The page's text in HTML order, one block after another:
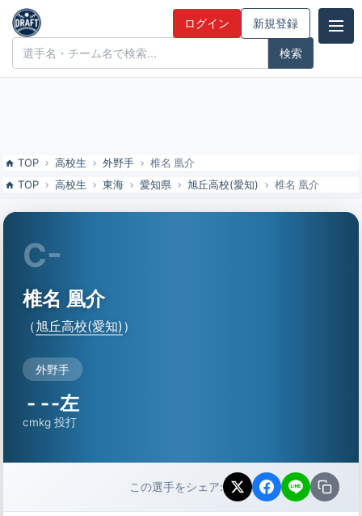
椎名 凰介（旭丘高校(愛知)）の特徴とドラフト評価 | ドラフト候補とみ
んなの評価
ドラフト候補とみんなの評価 ログイン 新規登録
TOP 高校生 外野手
椎名 凰介
TOP
高校生 東海 愛知県 旭丘高校(愛知) 椎名 凰介
C-
椎名 凰介
（旭丘高校(愛知) ）
外野手
-
cm
-
kg
-左
投打
この選手をシェア: